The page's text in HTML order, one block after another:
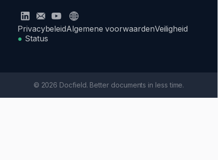
PrivacybeleidAlgemene voorwaardenVeiligheid
● Status
© 2026 Docfield. Better documents in less time.